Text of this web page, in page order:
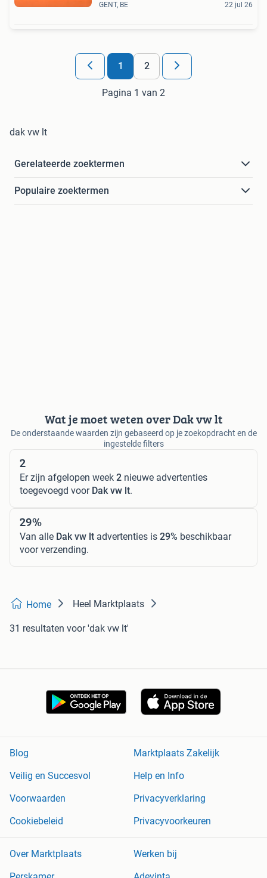
GENT, BE 22 jul 26
1 2
Pagina 1 van 2
dak vw lt
Gerelateerde zoektermen
Populaire zoektermen
Wat je moet weten over Dak vw lt
De onderstaande waarden zijn gebaseerd op je zoekopdracht en de
ingestelde filters
2
Er zijn afgelopen week 2 nieuwe advertenties
toegevoegd voor Dak vw lt.
29%
Van alle Dak vw lt advertenties is 29% beschikbaar
voor verzending.
Home Heel Marktplaats
31 resultaten voor 'dak vw lt'
Blog
Marktplaats Zakelijk
Veilig en Succesvol
Help en Info
Voorwaarden
Privacyverklaring
Cookiebeleid
Privacyvoorkeuren
Over Marktplaats
Werken bij